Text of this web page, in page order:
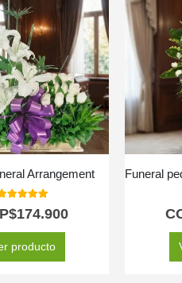
Arrangement
174.900
producto